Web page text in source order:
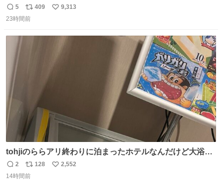
流行りのめじるしアクセサリーにして、リップにつけた
り、同じく物販で購入したシュシュにつけたりしています
返
信
5
リ
ポ
409
い
9,313
23時間前
tohjiのららアリ終わりに泊まったホテルなんだけど大浴場
にアイス置いてあって バニラがこれだった 粋な計らいあり
がとう
返
信
2
リ
ポ
128
い
2,552
14時間前